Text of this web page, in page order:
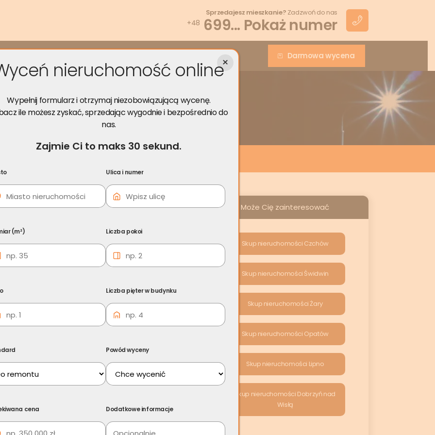
Sprzedajesz mieszkanie? Zadzwoń do nas
+48 699... Pokaż numer
problem Wyceń za darmo Opinie Poradnik Kontakt Darmowa wycena
i skorzystaj z darmowej konsultacji!
Radomsko
Może Cię zainteresować
Skup nieruchomości Czchów
Skup nieruchomości Świdwin
Skup nieruchomości Żary
Skup nieruchomości Opatów
Skup nieruchomości Lipno
Skup nieruchomości Dobrzyń nad
Wisłą
nieruchomość online
Wypełnij formularz i otrzymaj niezobowiązującą wycenę.
ile możesz zyskać, sprzedając wygodnie i bezpośrednio do
nas.
Zajmie Ci to maks 30 sekund.
Ulica i numer
(m²) Liczba pokoi
Liczba pięter w budynku
Powód wyceny
cena Dodatkowe informacje